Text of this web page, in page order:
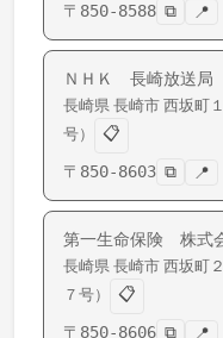
〒 850-8588 ⧉ 📍
ＮＨＫ 長崎放送局
長崎県 長崎市 西坂町
号）
📋
〒 850-8603 ⧉ 📍
第一生命保険 株式
長崎県 長崎市 西坂町
７号）
📋
〒 850-8606 ⧉ 📍